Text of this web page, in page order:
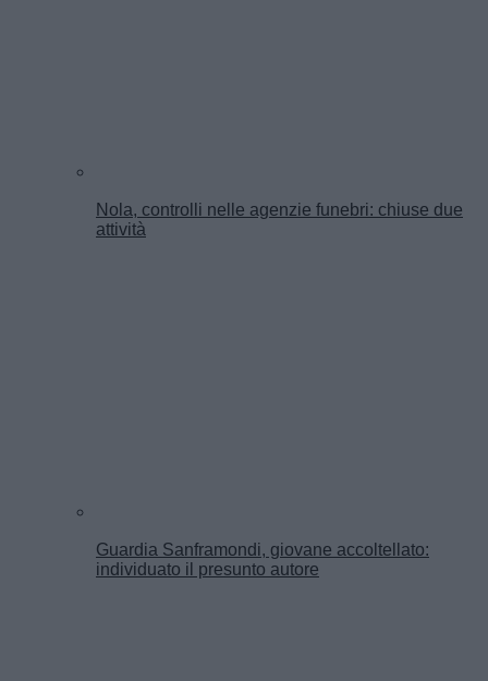
Nola, controlli nelle agenzie funebri: chiuse due
attività
Guardia Sanframondi, giovane accoltellato:
individuato il presunto autore